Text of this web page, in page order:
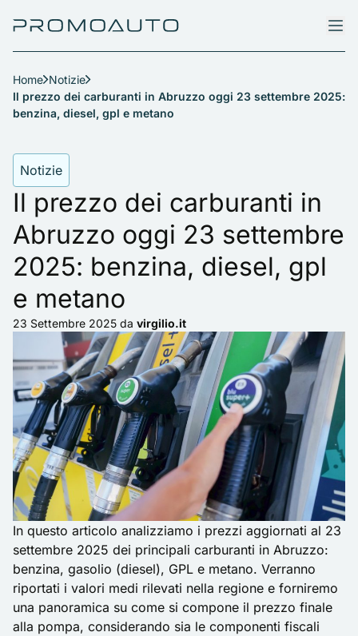
Home Notizie
Il prezzo dei carburanti in Abruzzo oggi 23 settembre 2025:
benzina, diesel, gpl e metano
Notizie
Il prezzo dei carburanti in
Abruzzo oggi 23 settembre
2025: benzina, diesel, gpl
e metano
23 Settembre 2025 da virgilio.it
In questo articolo analizziamo i prezzi aggiornati al 23
settembre 2025 dei principali carburanti in Abruzzo:
benzina, gasolio (diesel), GPL e metano. Verranno
riportati i valori medi rilevati nella regione e forniremo
una panoramica su come si compone il prezzo finale
alla pompa, considerando sia le componenti fiscali